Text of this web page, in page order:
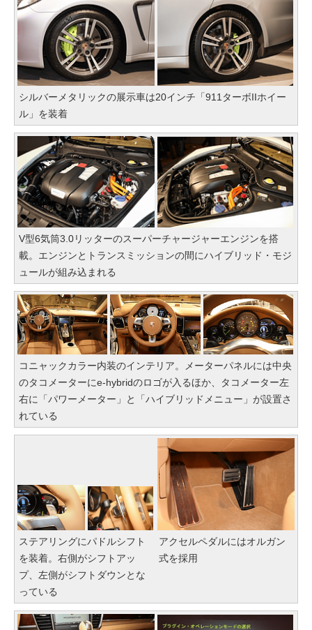
シルバーメタリックの展示車は20インチ「911ターボIIホイー
ル」を装着
V型6気筒3.0リッターのスーパーチャージャーエンジンを搭
載。エンジンとトランスミッションの間にハイブリッド・モジ
ュールが組み込まれる
コニャックカラー内装のインテリア。メーターパネルには中央
のタコメーターにe-hybridのロゴが入るほか、タコメーター左
右に「パワーメーター」と「ハイブリッドメニュー」が設置さ
れている
ステアリングにパドルシフト
を装着。右側がシフトアッ
プ、左側がシフトダウンとな
っている
アクセルペダルにはオルガン
式を採用